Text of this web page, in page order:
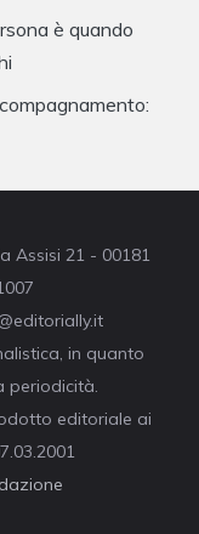
è quando
Assisi 21 - 00181
in quanto
periodicità.
editoriale ai